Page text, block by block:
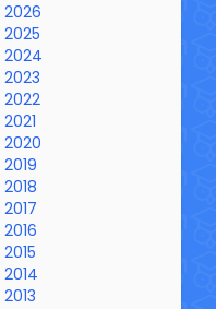
2026
2025
2024
2023
2022
2021
2020
2019
2018
2017
2016
2015
2014
2013